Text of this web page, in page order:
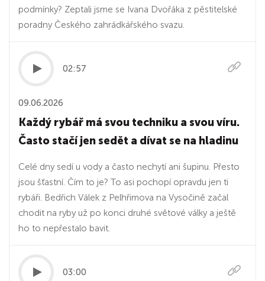
podmínky? Zeptali jsme se Ivana Dvořáka z pěstitelské
poradny Českého zahrádkářského svazu.
02:57
09.06.2026
Každý rybář má svou techniku a svou víru.
Často stačí jen sedět a dívat se na hladinu
Celé dny sedí u vody a často nechytí ani šupinu. Přesto
jsou šťastní. Čím to je? To asi pochopí opravdu jen ti
rybáři. Bedřich Válek z Pelhřimova na Vysočině začal
chodit na ryby už po konci druhé světové války a ještě
ho to nepřestalo bavit.
03:00